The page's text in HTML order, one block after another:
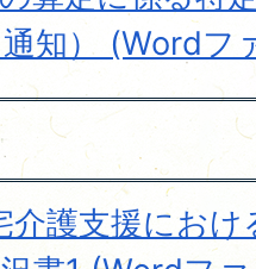
知） (Wordフ
介護支援にお